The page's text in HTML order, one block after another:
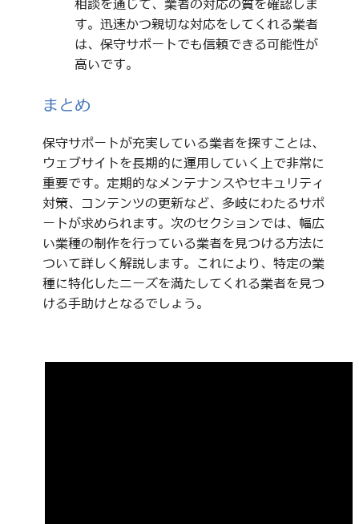
相談を通じて、業者の対応の質を確認しま
す。迅速かつ親切な対応をしてくれる業者
は、保守サポートでも信頼できる可能性が
高いです。
まとめ
保守サポートが充実している業者を探すことは、
ウェブサイトを長期的に運用していく上で非常に
重要です。定期的なメンテナンスやセキュリティ
対策、コンテンツの更新など、多岐にわたるサポ
ートが求められます。次のセクションでは、幅広
い業種の制作を行っている業者を見つける方法に
ついて詳しく解説します。これにより、特定の業
種に特化したニーズを満たしてくれる業者を見つ
ける手助けとなるでしょう。